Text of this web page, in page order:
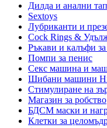
Дилда и анални
Sextoys
Лубриканти и
Cock Rings &
Ръкави и калъфи
Помпи за пенис
Секс машина и
Шибани машини
Стимулиране на
Магазин за робство
БДСМ маски и
Клетки за